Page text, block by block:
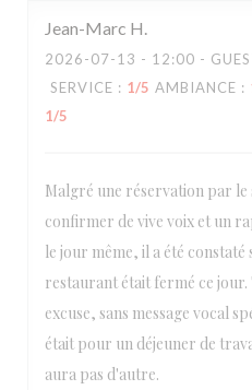
Jean-Marc H
2026-07-13 - 12:00 -
SERVICE : 1/5 AMBIANCE :
1/5
Malgré une réservation par
confirmer de vive voix et un
le jour même, il a été
restaurant était fermé ce jour.
excuse, sans message vocal
était pour un déjeuner de
aura pas d'autre.